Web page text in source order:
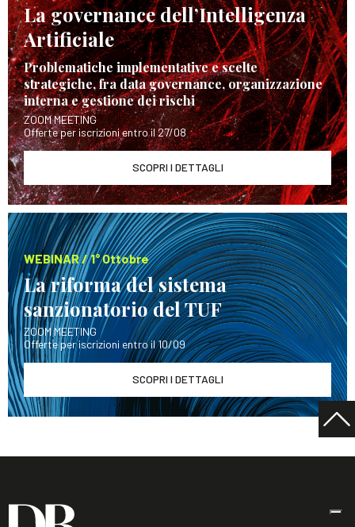
La governance dell’Intelligenza
Artificiale
Problematiche implementative e scelte
strategiche, fra data governance, organizzazione
interna e gestione dei rischi
ZOOM MEETING
Offerte per iscrizioni entro il 27/08
SCOPRI I DETTAGLI
WEBINAR / 1° Ottobre
La riforma del sistema
sanzionatorio del TUF
ZOOM MEETING
Offerte per iscrizioni entro il 10/09
SCOPRI I DETTAGLI